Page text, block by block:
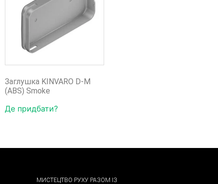
Заглушка KINVARO D-M
(ABS) Smoke
Де придбати?
МИСТЕЦТВО РУХУ РАЗОМ ІЗ